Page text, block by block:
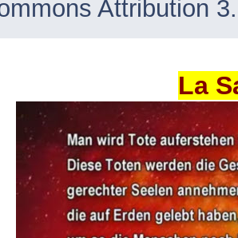
Attribution
La